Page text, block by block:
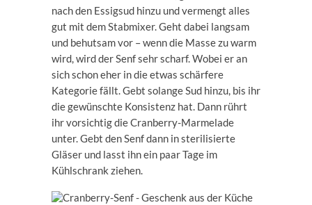
nach den Essigsud hinzu und vermengt alles
gut mit dem Stabmixer. Geht dabei langsam
und behutsam vor – wenn die Masse zu warm
wird, wird der Senf sehr scharf. Wobei er an
sich schon eher in die etwas schärfere
Kategorie fällt. Gebt solange Sud hinzu, bis ihr
die gewünschte Konsistenz hat. Dann rührt
ihr vorsichtig die Cranberry-Marmelade
unter. Gebt den Senf dann in sterilisierte
Gläser und lasst ihn ein paar Tage im
Kühlschrank ziehen.